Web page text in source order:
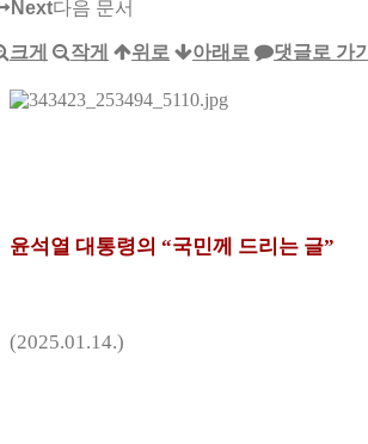
Next다음 문서
크게 작게 위로 아래로 댓글로 가기
윤석열 대통령의 “국민께 드리는 글”
(2025.01.14.)